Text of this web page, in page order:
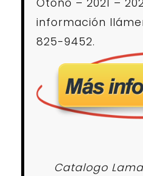
Otoño – 2021 –
información
825-9452.
Catalogo